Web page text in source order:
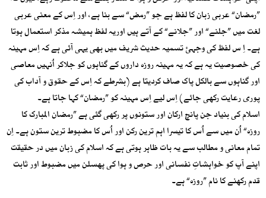
”رمضان“ عربی زبان کا لفظ ہے جو ”رمض“ سے بنا ہے، اور اِس کے معنی عربی
لغت میں ”جلنے“ اور ”جلانے“ کے آتے ہیں اوریہ لفظ ہمیشہ مذکر استعمال ہوتا
ہے۔ اِ س لفظ کی وجہئ تسمیہ حدیث شریف میں بھی یہی آئی ہے کہ اِس مہینہ
کی خصوصیت یہ ہے کہ یہ مہینہ روزہ داروں کے گناہوں کو جلاکر اُنہیں معاصی
اور گناہوں سے بالکل پاک صاف کردیتا ہے (بشرطے کہ اِس کے حقوق و آداب کی
پوری رعایت رکھی جائے) اِس لیے اِس مہینہ کو ”رمضان“ کہا جاتا ہے۔
اسلام کی بنیاد جن پانچ ارکان اور ستونوں پر رکھی گئی ہے ”رمضان المبارک کا
روزہ“ اُن میں سے اُس کا تیسرا اہم ترین رکن اور اُس کا مضبوط ترین ستون ہے۔ اِن
تمام معانی و مطالب سے یہ بات ظاہر ہوتی ہے کہ اسلام کی زبان میں در حقیقت
اپنے آپ کو خواہشاتِ نفسانی اور حرص و ہوا کی پھسلن میں مضبوط اور ثابت
قدم رکھنے کا نام ”روزہ“ ہے۔